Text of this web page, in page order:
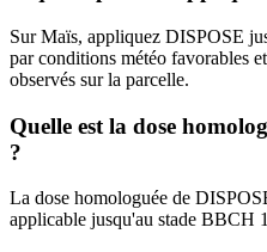
Sur Maïs, appliquez DISPOSE
par conditions météo favorables
observés sur la parcelle.
Quelle est la dose
?
La dose homologuée de
applicable jusqu'au stade BBCH